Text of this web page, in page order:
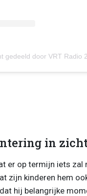
gedeeld door VRT Radio
in
er op termijn iets zal
zijn kinderen hem
hij belangrijke